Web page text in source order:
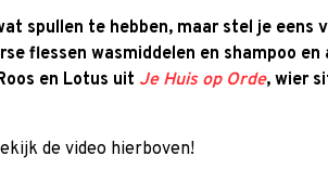
spullen te hebben, maar stel je
flessen wasmiddelen en shampoo
en Lotus uit Je Huis op Orde, wier
de video hierboven!